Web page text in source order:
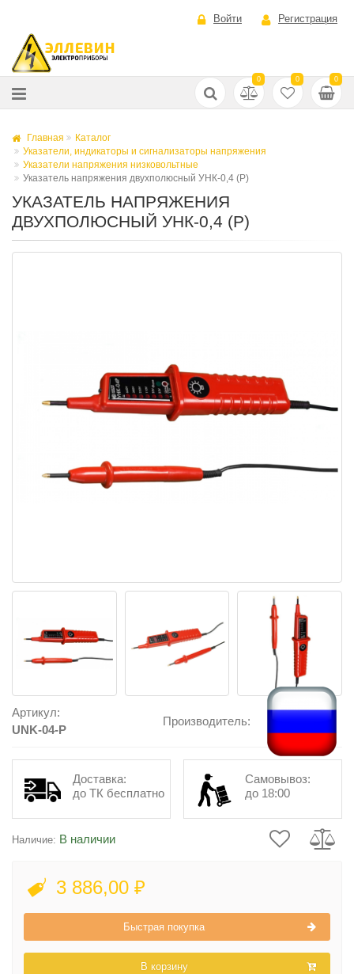
Войти Регистрация
0 0 0
Главная
Каталог
Указатели, индикаторы и сигнализаторы напряжения
Указатели напряжения низковольтные
Указатель напряжения двухполюсный УНК-0,4 (Р)
УКАЗАТЕЛЬ НАПРЯЖЕНИЯ
ДВУХПОЛЮСНЫЙ УНК-0,4 (Р)
Артикул:
UNK-04-P
Производитель:
Доставка:
до ТК бесплатно
Самовывоз:
до 18:00
Наличие: В наличии
3 886,00 ₽
Быстрая покупка
В корзину